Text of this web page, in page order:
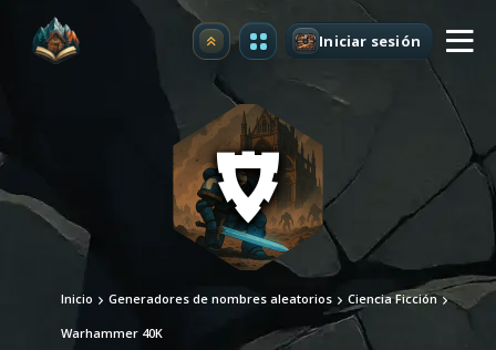
Mejorar Iniciar sesión
Inicio Generadores de nombres aleatorios Ciencia Ficción
Warhammer 40K